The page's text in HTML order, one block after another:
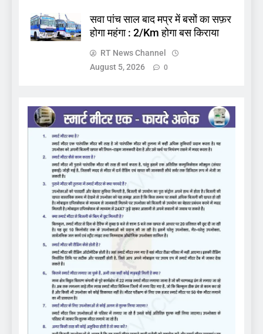
सवा पांच साल बाद मप्र में बसों का सफ़र
होगा महंगा : 2/Km होगा बस किराया
RT News Channel
August 5, 2026
0